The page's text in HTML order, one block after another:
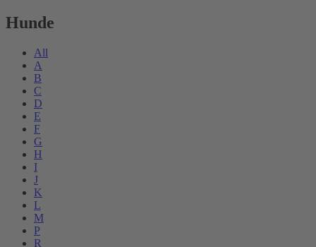
Hunde
All
A
B
C
D
E
F
G
H
I
J
K
L
M
P
R